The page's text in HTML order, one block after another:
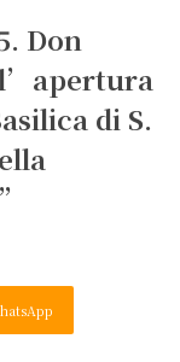
Don
di S.